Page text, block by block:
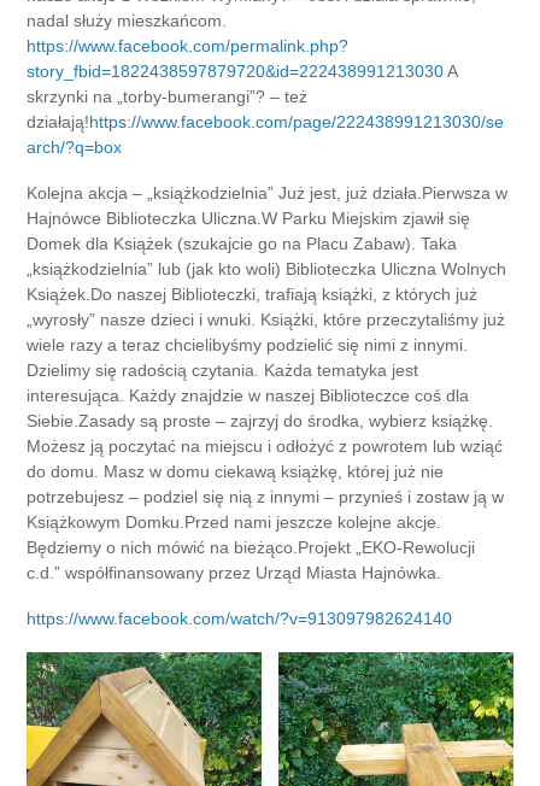
nadal służy mieszkańcom.
https://www.facebook.com/permalink.php?
story_fbid=1822438597879720&id=222438991213030A
skrzynki na „torby-bumerangi”? – też
działają!https://www.facebook.com/page/222438991213030/se
arch/?q=box
Kolejna akcja – „książkodzielnia” Już jest, już działa.Pierwsza w
Hajnówce Biblioteczka Uliczna.W Parku Miejskim zjawił się
Domek dla Książek (szukajcie go na Placu Zabaw). Taka
„książkodzielnia” lub (jak kto woli) Biblioteczka Uliczna Wolnych
Książek.Do naszej Biblioteczki, trafiają książki, z których już
„wyrosły” nasze dzieci i wnuki. Książki, które przeczytaliśmy już
wiele razy a teraz chcielibyśmy podzielić się nimi z innymi.
Dzielimy się radością czytania. Każda tematyka jest
interesująca. Każdy znajdzie w naszej Biblioteczce coś dla
Siebie.Zasady są proste – zajrzyj do środka, wybierz książkę.
Możesz ją poczytać na miejscu i odłożyć z powrotem lub wziąć
do domu. Masz w domu ciekawą książkę, której już nie
potrzebujesz – podziel się nią z innymi – przynieś i zostaw ją w
Książkowym Domku.Przed nami jeszcze kolejne akcje.
Będziemy o nich mówić na bieżąco.Projekt „EKO-Rewolucji
c.d.” współfinansowany przez Urząd Miasta Hajnówka.
https://www.facebook.com/watch/?v=913097982624140